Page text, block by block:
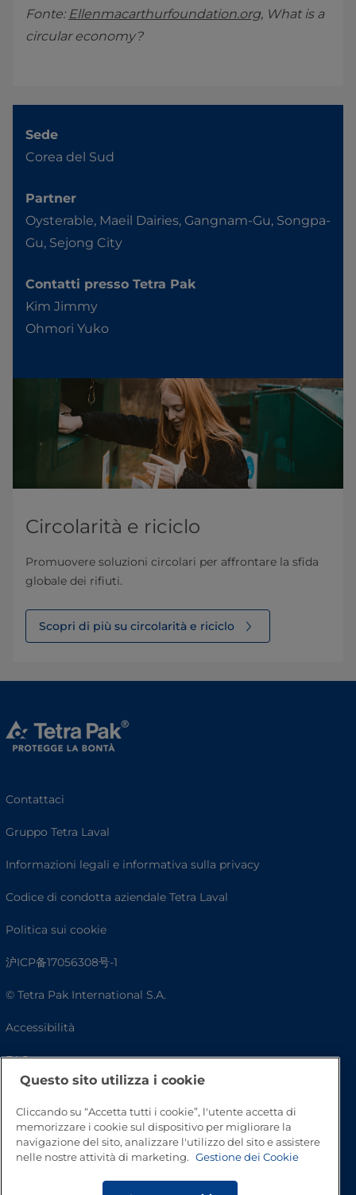
Fonte: Ellenmacarthurfoundation.org, What is a
circular economy?
Sede
Corea del Sud
Partner
Oysterable, Maeil Dairies, Gangnam-Gu, Songpa-
Gu, Sejong City
Contatti presso Tetra Pak
Kim Jimmy
Ohmori Yuko
Circolarità e riciclo
Promuovere soluzioni circolari per affrontare la sfida
globale dei rifiuti.
Scopri di più su circolarità e riciclo
Contattaci
Gruppo Tetra Laval
Informazioni legali e informativa sulla privacy
Codice di condotta aziendale Tetra Laval
Politica sui cookie
沪ICP备17056308号-1
© Tetra Pak International S.A.
Accessibilità
FAQ
Questo sito utilizza i cookie
Cliccando su “Accetta tutti i cookie”, l'utente accetta di
memorizzare i cookie sul dispositivo per migliorare la
navigazione del sito, analizzare l'utilizzo del sito e assistere
nelle nostre attività di marketing. Gestione dei Cookie